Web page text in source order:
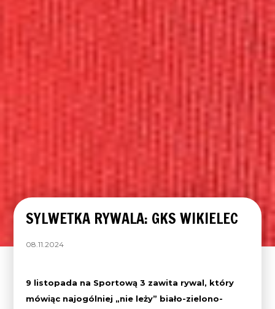
SYLWETKA RYWALA: GKS WIKIELEC
08.11.2024
9 listopada na Sportową 3 zawita rywal, który
mówiąc najogólniej „nie leży” biało-zielono-